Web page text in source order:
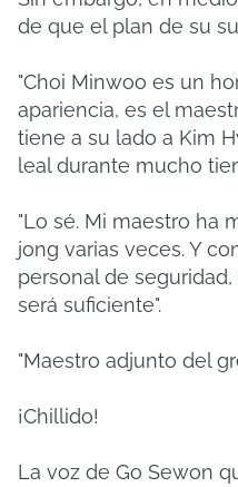
de que el plan de su
"Choi Minwoo es un
apariencia, es el
tiene a su lado a Kim
leal durante mucho
"Lo sé. Mi maestro ha
jong varias veces. Y
personal de
será suficiente".
"Maestro adjunto del
¡Chillido!
La voz de Go Sewon